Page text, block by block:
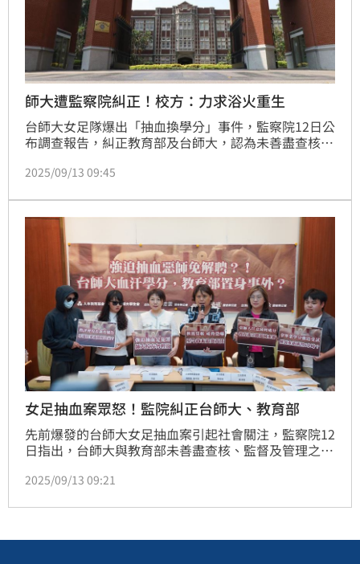
師大遭監察院糾正！校方：力求浴火重生
台師大女足隊爆出「抽血換學分」事件，監察院12日公
布調查報告，糾正教育部及台師大，認為未善盡查核、
改善措施，從研究倫理教育到學生運動員支持系統全方
清查並督導大學落實研究倫理，避免事件重演。
2025/09/13 09:45
女足抽血案眾怒！監院糾正台師大、教育部
先前爆發的台師大女足抽血案引起社會關注，監察院12
日指出，台師大與教育部未善盡查核、監督及管理之
校形象，該校審查會對於利益迴避、抽血實驗等重大事
台師大對於研究計畫經費支用控管寬鬆，內控機制存在
台師大。
2025/09/13 09:21